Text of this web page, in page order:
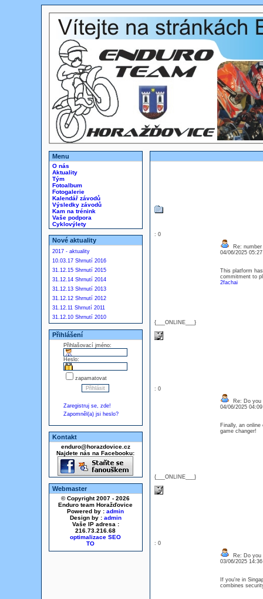
Menu
O nás
Aktuality
Tým
Fotoalbum
Fotogalerie
Kalendář závodů
Výsledky závodů
Kam na trénink
Vaše podpora
Cyklovýlety
Nové aktuality
2017 - aktuality
10.03.17 Shrnutí 2016
31.12.15 Shrnutí 2015
31.12.14 Shrnutí 2014
31.12.13 Shrnutí 2013
31.12.12 Shrnutí 2012
31.12.11 Shrnutí 2011
31.12.10 Shrnutí 2010
Přihlášení
Přihlašovací jméno:
Heslo:
zapamatovat
Zaregistruj se, zde!
Zapomněl(a) jsi heslo?
Kontakt
enduro@horazdovice.cz
Najdete nás na Facebooku:
Webmaster
© Copyright 2007 - 2026
Enduro team Horažďovice
Powered by : admin
Design by : admin
Vaše IP adresa :
216.73.216.68
optimalizace SEO
: 0
{___ONLINE___}
Re: number
04/06/2025
This platform
commitment to
2fachai
: 0
{___ONLINE___}
Re: Do you
04/06/2025
Finally, an
game changer!
: 0
Re: Do you
03/06/2025
If you're in
combines